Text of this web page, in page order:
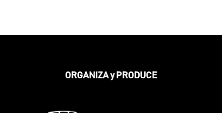
ORGANIZA y PRODUCE